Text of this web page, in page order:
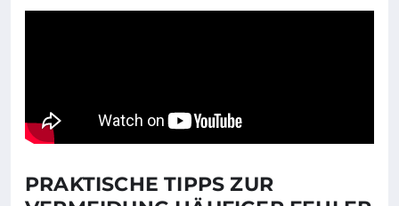
PRAKTISCHE TIPPS ZUR